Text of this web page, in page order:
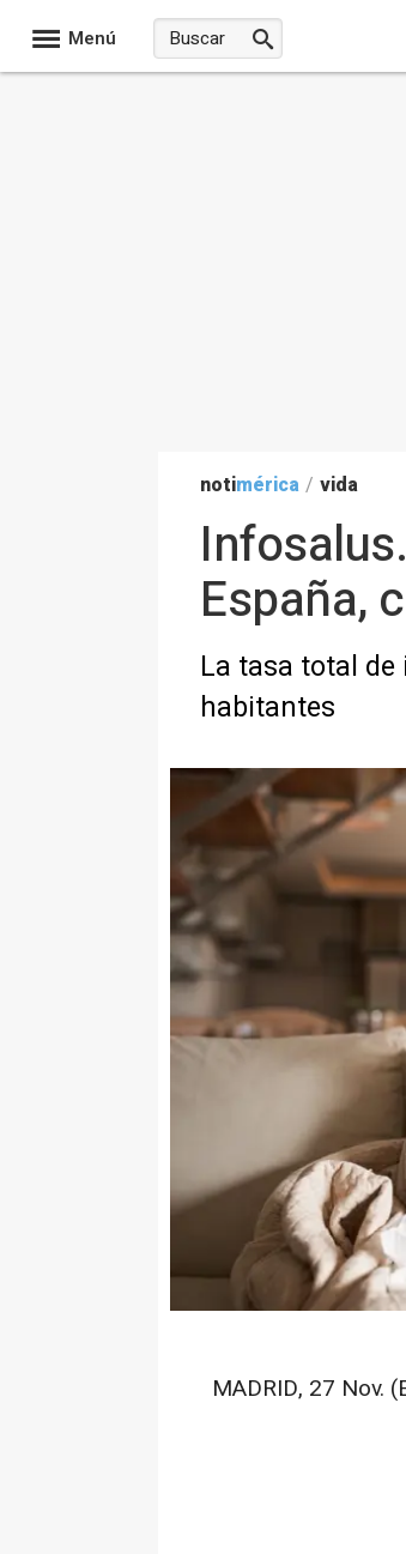
Menú
notimérica / vida
España,
La tasa total
habitantes
MADRID, 27 Nov.